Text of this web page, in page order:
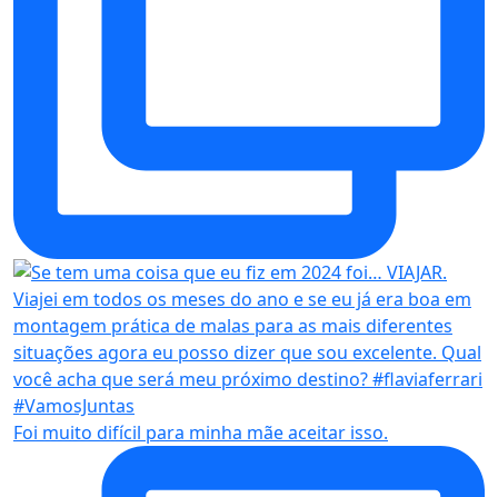
Foi muito difícil para minha mãe aceitar isso.